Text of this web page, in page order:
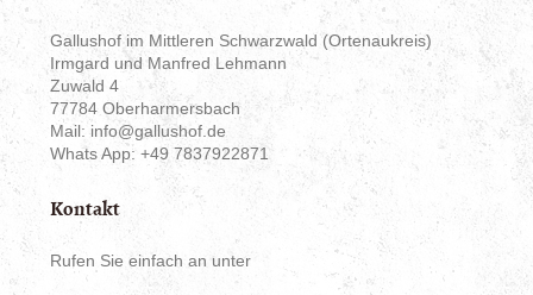
Gallushof im Mittleren Schwarzwald (Ortenaukreis)
Irmgard und Manfred Lehmann
Zuwald 4
77784 Oberharmersbach
Mail: info@gallushof.de
Whats App: +49 7837922871
Kontakt
Rufen Sie einfach an unter